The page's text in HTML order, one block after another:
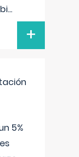
...
+
5%